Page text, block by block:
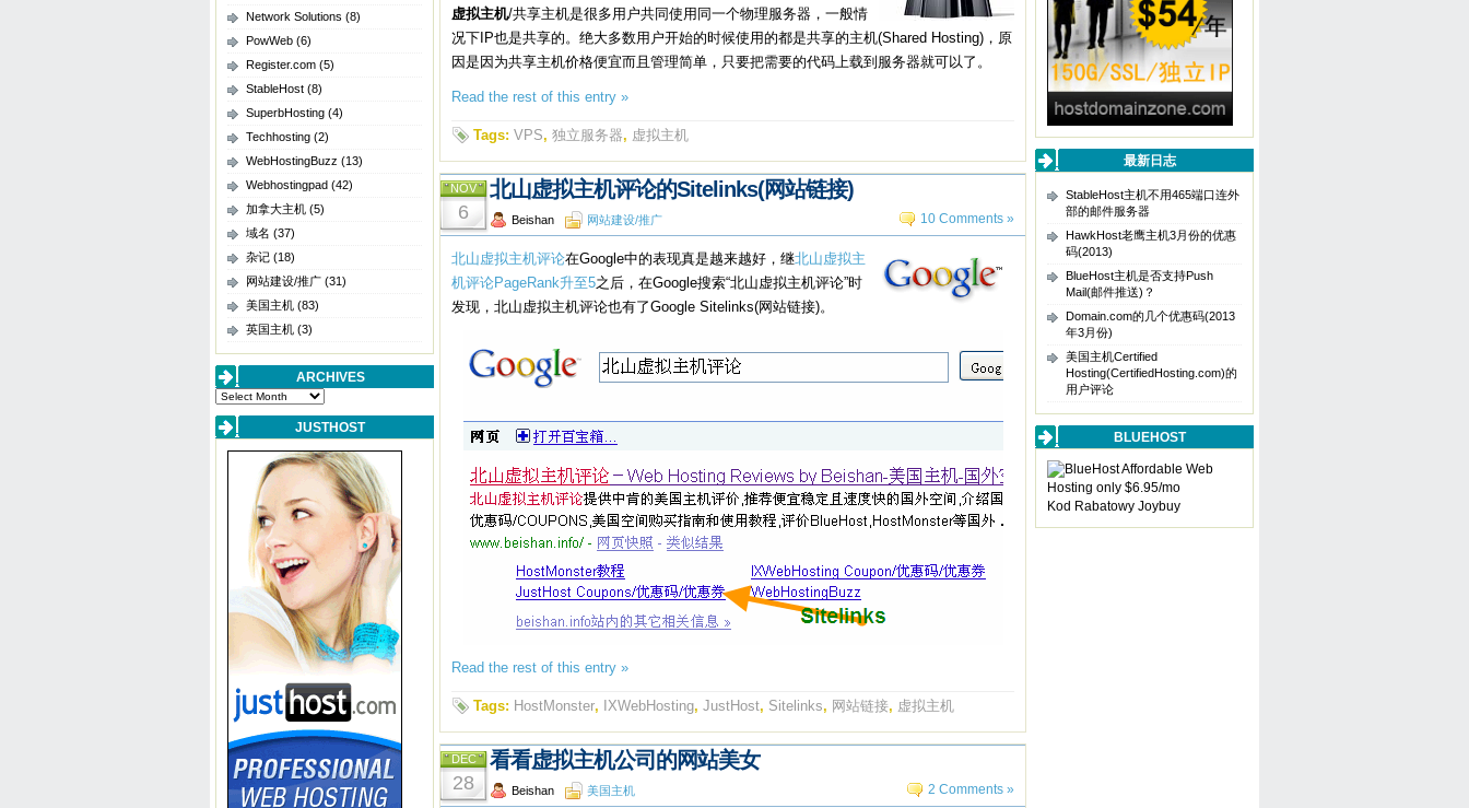
Network Solutions (8)
PowWeb (6)
Register.com (5)
StableHost (8)
SuperbHosting (4)
Techhosting (2)
WebHostingBuzz (13)
Webhostingpad (42)
加拿大主机 (5)
域名 (37)
杂记 (18)
网站建设/推广 (31)
美国主机 (83)
英国主机 (3)
ARCHIVES
Archives
JUSTHOST
虚拟主机/共享主机是很多用户共同使用同一个物理服务器，一般情
况下IP也是共享的。绝大多数用户开始的时候使用的都是共享的主机(Shared Hosting)，原
因是因为共享主机价格便宜而且管理简单，只要把需要的代码上载到服务器就可以了。
Read the rest of this entry »
Tags: VPS, 独立服务器, 虚拟主机
NOV
6
北山虚拟主机评论的Sitelinks(网站链接)
Beishan 网站建设/推广 10 Comments »
北山虚拟主机评论在Google中的表现真是越来越好，继北山虚拟主
机评论PageRank升至5之后，在Google搜索“北山虚拟主机评论”时
发现，北山虚拟主机评论也有了Google Sitelinks(网站链接)。
Read the rest of this entry »
Tags: HostMonster, IXWebHosting, JustHost, Sitelinks, 网站链接, 虚拟主机
DEC
28
看看虚拟主机公司的网站美女
Beishan 美国主机 2 Comments »
最新日志
StableHost主机不用465端口连外
部的邮件服务器
HawkHost老鹰主机3月份的优惠
码(2013)
BlueHost主机是否支持Push
Mail(邮件推送)？
Domain.com的几个优惠码(2013
年3月份)
美国主机Certified
Hosting(CertifiedHosting.com)的
用户评论
BLUEHOST
Kod Rabatowy Joybuy